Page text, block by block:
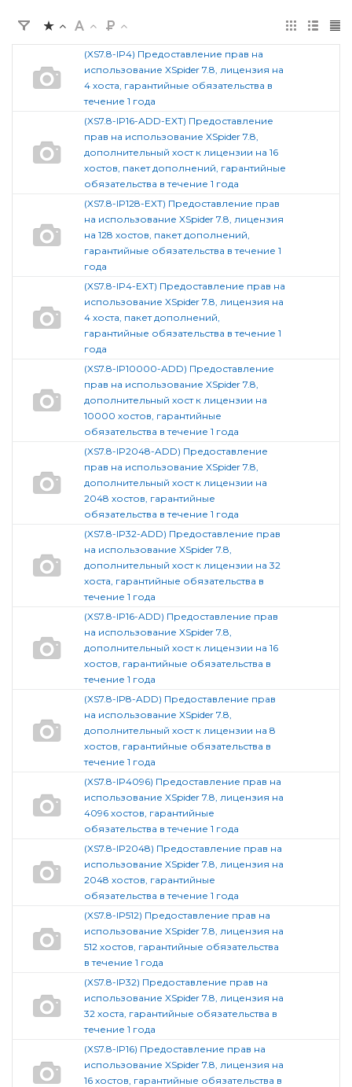
(XS7.8-IP4) Предоставление прав на
использование XSpider 7.8, лицензия на
4 хоста, гарантийные обязательства в
течение 1 года
(XS7.8-IP16-ADD-EXT) Предоставление
прав на использование XSpider 7.8,
дополнительный хост к лицензии на 16
хостов, пакет дополнений, гарантийные
обязательства в течение 1 года
(XS7.8-IP128-EXT) Предоставление прав
на использование XSpider 7.8, лицензия
на 128 хостов, пакет дополнений,
гарантийные обязательства в течение 1
года
(XS7.8-IP4-EXT) Предоставление прав на
использование XSpider 7.8, лицензия на
4 хоста, пакет дополнений,
гарантийные обязательства в течение 1
года
(XS7.8-IP10000-ADD) Предоставление
прав на использование XSpider 7.8,
дополнительный хост к лицензии на
10000 хостов, гарантийные
обязательства в течение 1 года
(XS7.8-IP2048-ADD) Предоставление
прав на использование XSpider 7.8,
дополнительный хост к лицензии на
2048 хостов, гарантийные
обязательства в течение 1 года
(XS7.8-IP32-ADD) Предоставление прав
на использование XSpider 7.8,
дополнительный хост к лицензии на 32
хоста, гарантийные обязательства в
течение 1 года
(XS7.8-IP16-ADD) Предоставление прав
на использование XSpider 7.8,
дополнительный хост к лицензии на 16
хостов, гарантийные обязательства в
течение 1 года
(XS7.8-IP8-ADD) Предоставление прав
на использование XSpider 7.8,
дополнительный хост к лицензии на 8
хостов, гарантийные обязательства в
течение 1 года
(XS7.8-IP4096) Предоставление прав на
использование XSpider 7.8, лицензия на
4096 хостов, гарантийные
обязательства в течение 1 года
(XS7.8-IP2048) Предоставление прав на
использование XSpider 7.8, лицензия на
2048 хостов, гарантийные
обязательства в течение 1 года
(XS7.8-IP512) Предоставление прав на
использование XSpider 7.8, лицензия на
512 хостов, гарантийные обязательства
в течение 1 года
(XS7.8-IP32) Предоставление прав на
использование XSpider 7.8, лицензия на
32 хоста, гарантийные обязательства в
течение 1 года
(XS7.8-IP16) Предоставление прав на
использование XSpider 7.8, лицензия на
16 хостов, гарантийные обязательства в